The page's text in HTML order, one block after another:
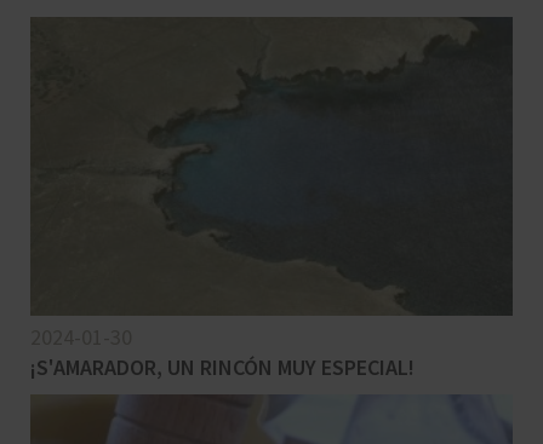
¡S'AMARADOR, UN RINCÓN MUY ESPECIAL!